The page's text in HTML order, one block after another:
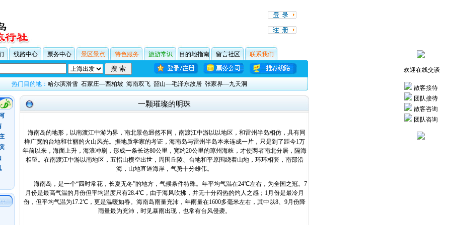
线路中心 票务中心 景区景点 特色服务 旅游常识 目的地指南 留言社区 联系我们
门目的地： 哈尔滨滑雪 石家庄—西柏坡 海南双飞 韶山—毛泽东故居 张家界—九天洞
欢迎在线交谈
散客接待
团队接待
散客咨询
团队咨询
一颗璀璨的明珠
海南岛的地形，以南渡江中游为界，南北景色迥然不同，南渡江中游以以地区，和雷州半岛相仿，具有同
样广宽的台地和壮丽的火山风光。据地质学家的考证，海南岛与雷州半岛本来连成一片，只是到了距今1万
年前以来，海面上升，海浪冲刷，形成一条长达80公里，宽约20公里的琼州海峡，才使两者南北分居，隔海
相望。在南渡江中游以南地区，五指山横空出世，周围丘陵、台地和平原围绕着山地，环环相套，南部沿
海，山地直逼海岸，气势十分雄伟。
海南岛，是一个“四时常花，长夏无冬”的地方，气候条件特殊。年平均气温在24℃左右，为全国之冠。7
月份是最高气温的月份但平均温度只有28.4℃，由于海风吹拂，并无十分闷热的灼人之感；1月份是最冷月
份，但平均气温为17.2℃，更是温暖如春。海南岛雨量充沛，年雨量在1600多毫米左右，其中以8、9月份降
雨量最为充沛，时见暴雨出现，也常有台风侵袭。